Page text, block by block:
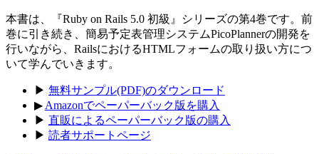
本書は、『Ruby on Rails 5.0 初級』シリーズの第4巻です。前
巻に引き続き、簡易予定表管理システムPicoPlannerの開発を
行いながら、RailsにおけるHTMLフォームの取り扱い方につ
いて学んでいきます。
▶ 無料サンプル(PDF)のダウンロード
▶ Amazonでペーパーバック版を購入
▶ 直販によるペーパーバック版の購入
▶ 読者サポートページ